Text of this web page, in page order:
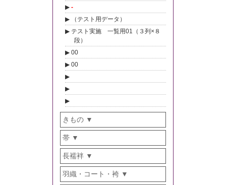
-
（テスト用データ）
テスト実施 一覧用01（３列×８
段）
00
00
きもの
帯
長襦袢
羽織・コート・袴